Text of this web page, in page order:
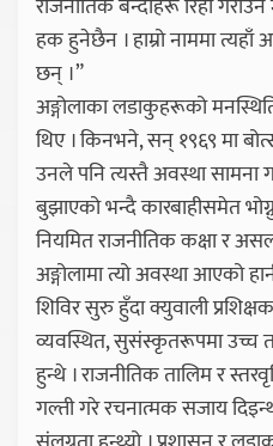
राजनीतिक बन्दीहरू रिहा
हक हुनेछैन । हाम्रो नाममा
छन् ।”
अङ्गोलाका लडाकुहरूको
थिए । किनभने, सन् १९६९ मा
उनले पनि त्यस्तै अवस्था सामना
बुझाएको भन्दै कारबाहीसमेत
नियमित राजनीतिक कक्षा र
अङ्गोलामा त्यो अवस्था आएको
शिविर सुरु हुँदा क्युवाली
व्यवस्थित, सुसंस्कृतरूपमा उच्च
हुन्थे । राजनीतिक तालिम र
गल्ती गरे रचनात्मक सजाय